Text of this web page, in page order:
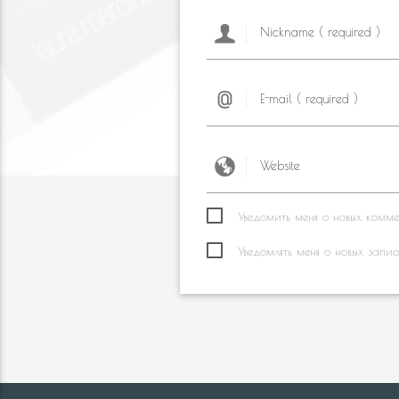
Уведомить меня о новых
Уведомлять меня о новых